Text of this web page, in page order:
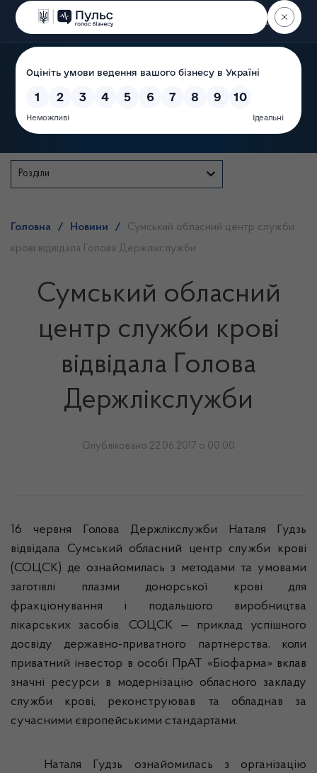
Пошук
Розділи
Головна / Новини /
Сумський обласний центр служби
крові відвідала Голова Держлікслужби
Сумський обласний
центр служби крові
відвідала Голова
Держлікслужби
Опубліковано 22.06.2017 о 00:00
16 червня Голова Держлікслужби Наталя Гудзь
відвідала Сумський обласний центр служби крові
(СОЦСК) де ознайомилась з методами та умовами
заготівлі плазми донорської крові для
фракціонування і подальшого виробництва
лікарських засобів. СОЦСК — приклад успішного
досвіду державно-приватного партнерства, коли
приватний інвестор в особі ПрАТ «Біофарма» вклав
значні ресурси в модернізацію обласного закладу
служби крові, реконструював та обладнав за
сучасними європейськими стандартами.
Наталя Гудзь ознайомилась з організацію